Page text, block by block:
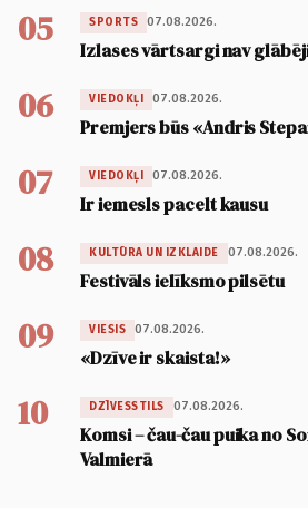
05 SPORTS 07.08.2026.
Izlases vārtsargi nav
06 VIEDOKĻI 07.08.2026.
Premjers būs «Andris
07 VIEDOKĻI 07.08.2026.
Ir iemesls pacelt kausu
08 KULTŪRA UN IZKLAIDE 07.08.2026.
Festivāls ielīksmo pilsētu
09 VIESIS 07.08.2026.
«Dzīve ir skaista!»
10 DZĪVESSTILS 07.08.2026.
Komsi – čau-čau puika no
Valmierā